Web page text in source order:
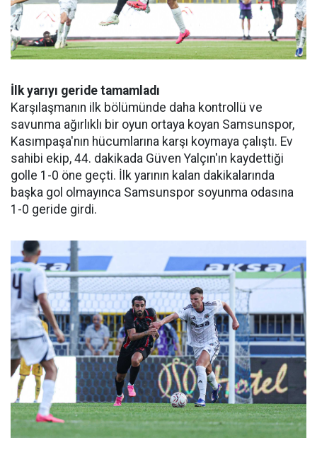
İlk yarıyı geride tamamladı
Karşılaşmanın ilk bölümünde daha kontrollü ve
savunma ağırlıklı bir oyun ortaya koyan Samsunspor,
Kasımpaşa'nın hücumlarına karşı koymaya çalıştı. Ev
sahibi ekip, 44. dakikada Güven Yalçın'ın kaydettiği
golle 1-0 öne geçti. İlk yarının kalan dakikalarında
başka gol olmayınca Samsunspor soyunma odasına
1-0 geride girdi.